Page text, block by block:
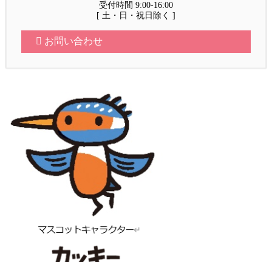
受付時間 9:00-16:00
[ 土・日・祝日除く ]
お問い合わせ